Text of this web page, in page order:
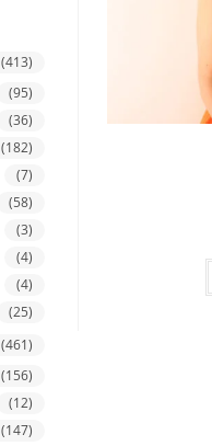
(413)
(95)
(36)
(182)
(7)
(58)
(3)
(4)
(4)
(25)
(461)
(156)
(12)
(147)